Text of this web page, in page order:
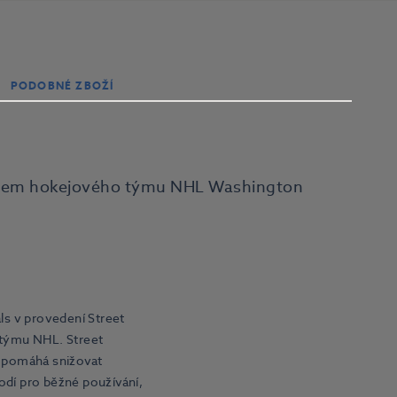
PODOBNÉ ZBOŽÍ
hokejového týmu NHL Washington
v provedení Street
NHL. Street
snižovat
pro běžné používání,